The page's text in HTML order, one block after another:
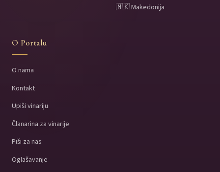
🇲🇰 Makedonija
O Portalu
O nama
Kontakt
Upiši vinariju
Članarina za vinarije
Piši za nas
Oglašavanje